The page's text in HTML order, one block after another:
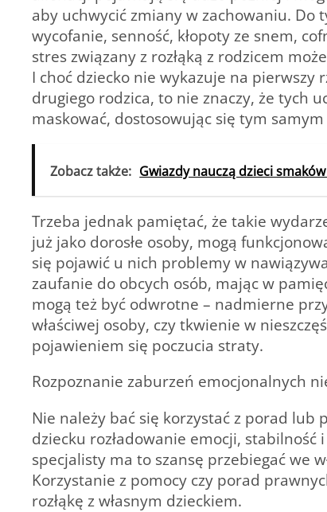
aby uchwycić zmiany w zachowaniu. Do
wycofanie, senność, kłopoty ze snem,
stres związany z rozłąką z rodzicem
I choć dziecko nie wykazuje na pierwszy
drugiego rodzica, to nie znaczy, że tych
maskować, dostosowując się tym
Zobacz także: Gwiazdy nauczą dzieci
Trzeba jednak pamiętać, że takie
już jako dorosłe osoby, mogą
się pojawić u nich problemy w
zaufanie do obcych osób, mając w
mogą też być odwrotne – nadmierne
właściwej osoby, czy tkwienie w
pojawieniem się poczucia straty.
Rozpoznanie zaburzeń emocjonalnych
Nie należy bać się korzystać z porad lub
dziecku rozładowanie emocji,
specjalisty ma to szansę przebiegać we
Korzystanie z pomocy czy porad
rozłąkę z własnym dzieckiem.